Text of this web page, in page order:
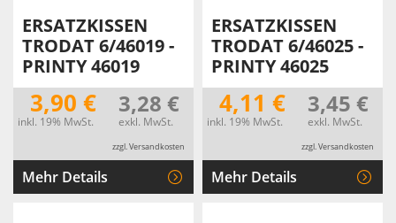
ERSATZKISSEN
TRODAT 6/46019 -
PRINTY 46019
3,90 €
inkl. 19% MwSt.
3,28 €
exkl. MwSt.
zzgl. Versandkosten
Mehr Details
ERSATZKISSEN
TRODAT 6/46025 -
PRINTY 46025
4,11 €
inkl. 19% MwSt.
3,45 €
exkl. MwSt.
zzgl. Versandkosten
Mehr Details